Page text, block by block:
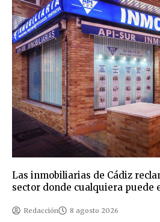
Las inmobiliarias de Cádiz
sector donde cualquiera puede
Redacción 8 agosto 2026